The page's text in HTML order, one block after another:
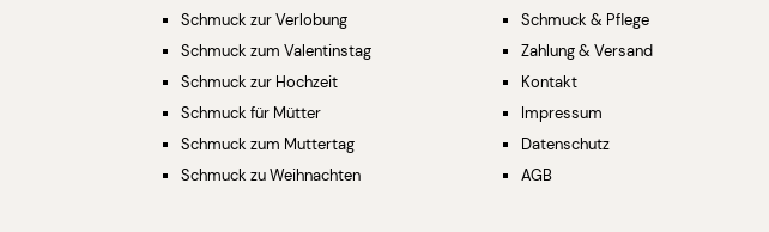
Schmuck zur Verlobung
Schmuck zum Valentinstag
Schmuck zur Hochzeit
Schmuck für Mütter
Schmuck zum Muttertag
Schmuck zu Weihnachten
Schmuck & Pflege
Zahlung & Versand
Kontakt
Impressum
Datenschutz
AGB